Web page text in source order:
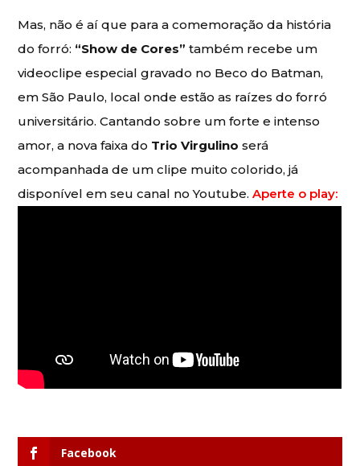
Mas, não é aí que para a comemoração da história
do forró: “Show de Cores” também recebe um
videoclipe especial gravado no Beco do Batman,
em São Paulo, local onde estão as raízes do forró
universitário. Cantando sobre um forte e intenso
amor, a nova faixa do Trio Virgulino será
acompanhada de um clipe muito colorido, já
disponível em seu canal no Youtube.Aperte o play:
Facebook